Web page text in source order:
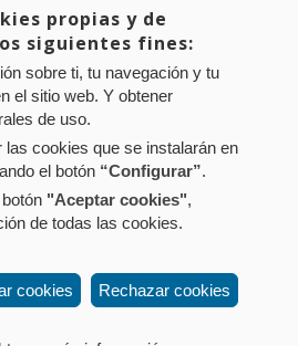
Política de cookies
nº 38, 2º Dcha - 31001
848 42 08 72
propias y de
siguientes fines:
sobre ti, tu navegación y tu
el sitio web. Y obtener
de uso.
las cookies que se instalarán en
el botón “Configurar”.
"Aceptar cookies",
de todas las cookies.
cookies Rechazar cookies